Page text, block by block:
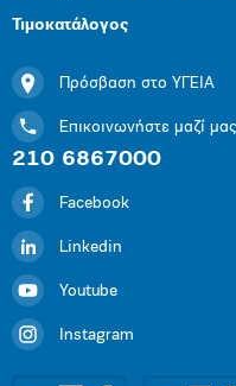
Τιμοκατάλογος
Πρόσβαση στο ΥΓΕΙΑ
Επικοινωνήστε μαζί μας
210 6867000
Facebook
Linkedin
Youtube
Instagram